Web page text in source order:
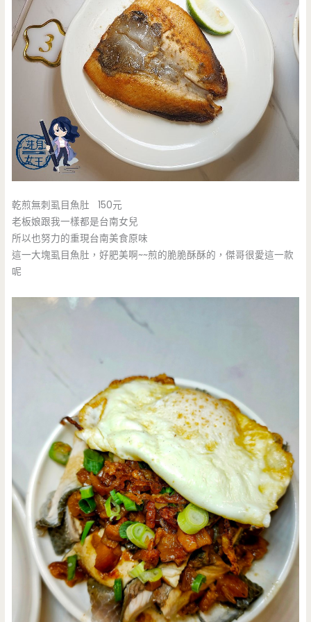
乾煎無刺虱目魚肚 150元
老板娘跟我一樣都是台南女兒
所以也努力的重現台南美食原味
這一大塊虱目魚肚，好肥美啊~~煎的脆脆酥酥的，傑哥很愛這一款
呢